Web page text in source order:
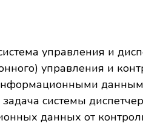
управления и
управления и
системы
данных от